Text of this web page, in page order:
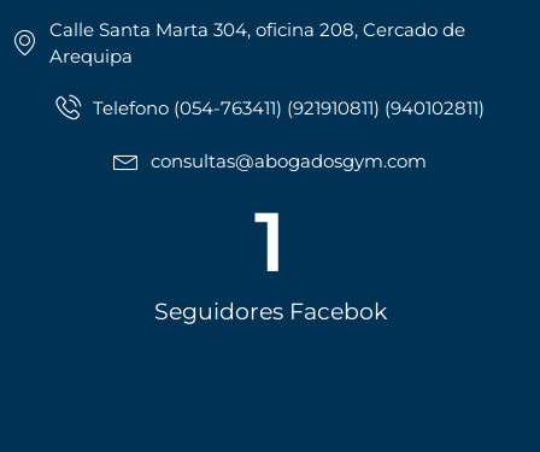
Calle Santa Marta 304, oficina 208, Cercado de
Arequipa
Telefono (054-763411) (921910811) (940102811)
consultas@abogadosgym.com
Seguidores Facebok
1